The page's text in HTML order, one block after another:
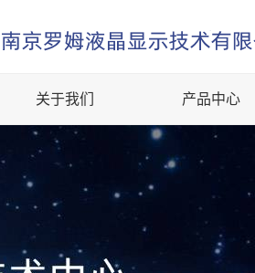
关于我们 产品中心